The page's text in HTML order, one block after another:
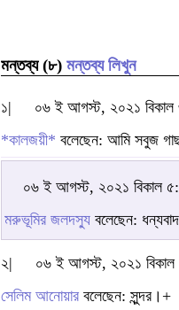
মন্তব্য (৮) মন্তব্য লিখুন
১|
০৬ ই আগস্ট, ২০২১
*কালজয়ী* বলেছেন: আমি সবুজ
০৬ ই আগস্ট, ২০২১ বিকাল
মরুভূমির জলদস্যু বলেছেন:
২|
০৬ ই আগস্ট, ২০২১
সেলিম আনোয়ার বলেছেন: সুন্দর।+